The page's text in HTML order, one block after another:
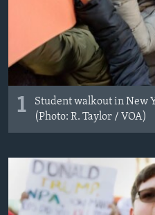
1
Student walkout in New
(Photo: R. Taylor / VOA)